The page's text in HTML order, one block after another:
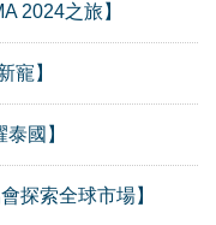
2024之旅】
寵】
國】
探索全球市場】